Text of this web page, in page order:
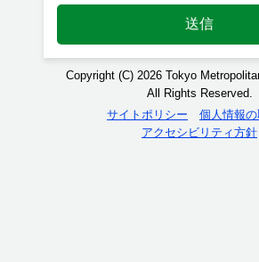
送信
Copyright (C) 2026 Tokyo
All Rights Reserved.
サイトポリシー
個人情報
アクセシビリティ方針